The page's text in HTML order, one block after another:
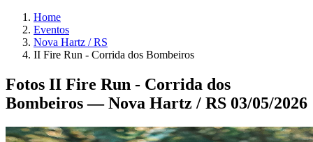
Home
Eventos
Nova Hartz / RS
II Fire Run - Corrida dos Bombeiros
Fotos II Fire Run - Corrida dos
Bombeiros — Nova Hartz / RS 03/05/2026